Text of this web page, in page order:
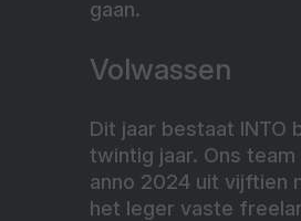
gaan.
Volwassen
Dit jaar bestaat INTO
twintig jaar. Ons
anno 2024 uit vijftien
het leger vaste